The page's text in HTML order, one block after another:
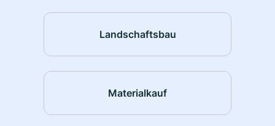
Landschaftsbau
Materialkauf